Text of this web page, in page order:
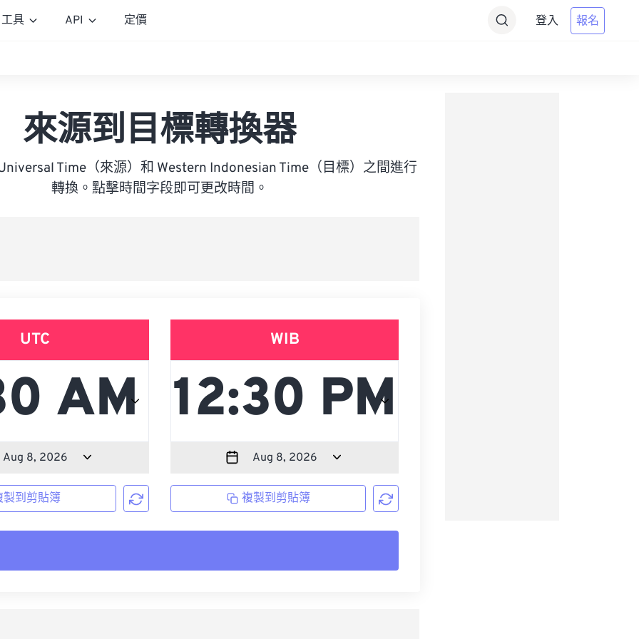
工具 API 定價 登入 報名
來源到目標轉換器
Time（來源）和 Western Indonesian Time（目標）之間進行
轉換。點擊時間字段即可更改時間。
UTC
製到剪貼簿
WIB
複製到剪貼簿